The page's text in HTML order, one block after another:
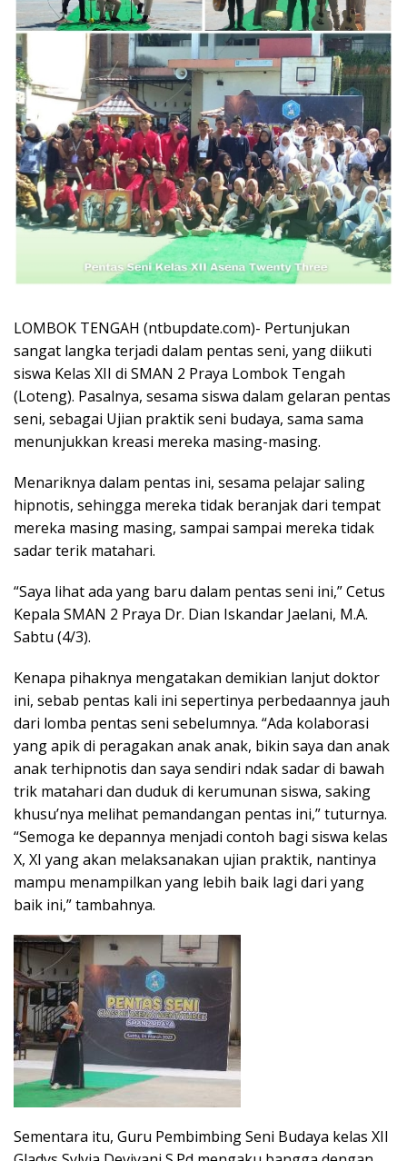
LOMBOK TENGAH (ntbupdate.com)- Pertunjukan
sangat langka terjadi dalam pentas seni, yang diikuti
siswa Kelas XII di SMAN 2 Praya Lombok Tengah
(Loteng). Pasalnya, sesama siswa dalam gelaran pentas
seni, sebagai Ujian praktik seni budaya, sama sama
menunjukkan kreasi mereka masing-masing.
Menariknya dalam pentas ini, sesama pelajar saling
hipnotis, sehingga mereka tidak beranjak dari tempat
mereka masing masing, sampai sampai mereka tidak
sadar terik matahari.
“Saya lihat ada yang baru dalam pentas seni ini,” Cetus
Kepala SMAN 2 Praya Dr. Dian Iskandar Jaelani, M.A.
Sabtu (4/3).
Kenapa pihaknya mengatakan demikian lanjut doktor
ini, sebab pentas kali ini sepertinya perbedaannya jauh
dari lomba pentas seni sebelumnya. “Ada kolaborasi
yang apik di peragakan anak anak, bikin saya dan anak
anak terhipnotis dan saya sendiri ndak sadar di bawah
trik matahari dan duduk di kerumunan siswa, saking
khusu’nya melihat pemandangan pentas ini,” tuturnya.
“Semoga ke depannya menjadi contoh bagi siswa kelas
X, XI yang akan melaksanakan ujian praktik, nantinya
mampu menampilkan yang lebih baik lagi dari yang
baik ini,” tambahnya.
Sementara itu, Guru Pembimbing Seni Budaya kelas XII